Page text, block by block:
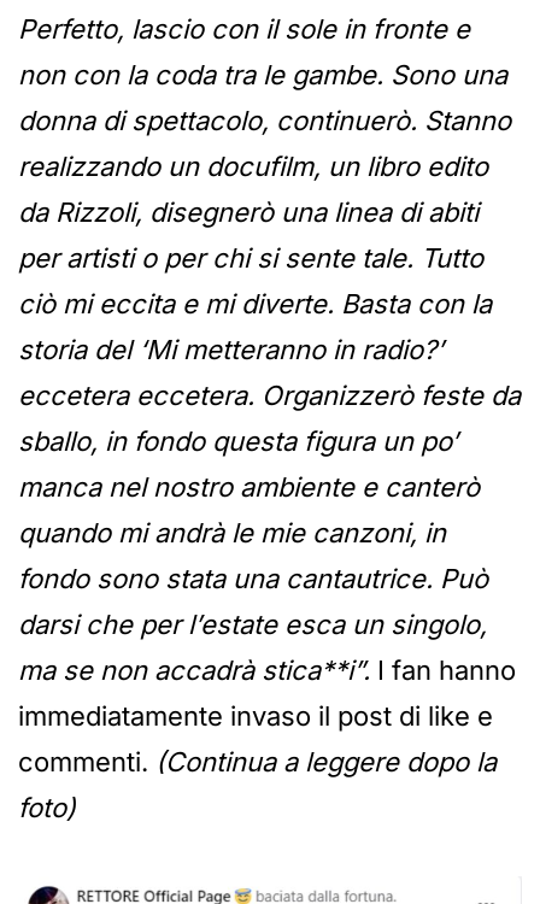
Perfetto, lascio con il sole in fronte e
non con la coda tra le gambe. Sono una
donna di spettacolo, continuerò. Stanno
realizzando un docufilm, un libro edito
da Rizzoli, disegnerò una linea di abiti
per artisti o per chi si sente tale. Tutto
ciò mi eccita e mi diverte. Basta con la
storia del ‘Mi metteranno in radio?’
eccetera eccetera. Organizzerò feste da
sballo, in fondo questa figura un po’
manca nel nostro ambiente e canterò
quando mi andrà le mie canzoni, in
fondo sono stata una cantautrice. Può
darsi che per l’estate esca un singolo,
ma se non accadrà stica**i”. I fan hanno
immediatamente invaso il post di like e
commenti. (Continua a leggere dopo la
foto)